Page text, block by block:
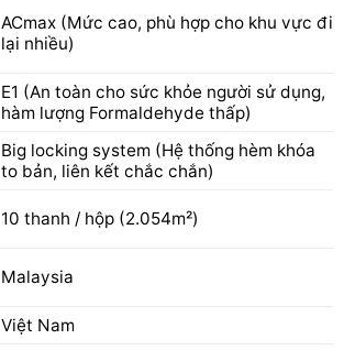
ACmax (Mức cao, phù hợp cho khu vực đi
lại nhiều)
E1 (An toàn cho sức khỏe người sử dụng,
hàm lượng Formaldehyde thấp)
Big locking system (Hệ thống hèm khóa
to bản, liên kết chắc chắn)
10 thanh / hộp (2.054m²)
Malaysia
Việt Nam